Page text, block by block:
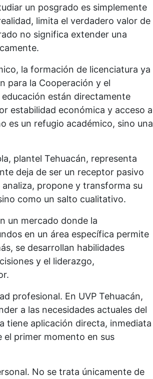
un posgrado es simplemente
limita el verdadero valor de
no significa extender una
la formación de licenciatura ya
para la Cooperación y el
están directamente
estabilidad económica y acceso a
es un refugio académico, sino una
plantel Tehuacán, representa
deja de ser un receptor pasivo
propone y transforma su
como un salto cualitativo.
un mercado donde la
en un área específica permite
se desarrollan habilidades
y el liderazgo,
profesional. En UVP Tehuacán,
a las necesidades actuales del
tiene aplicación directa, inmediata
primer momento en sus
No se trata únicamente de